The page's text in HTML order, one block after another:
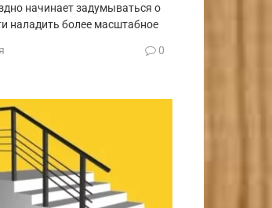
начинает задумываться о
наладить более масштабное
0